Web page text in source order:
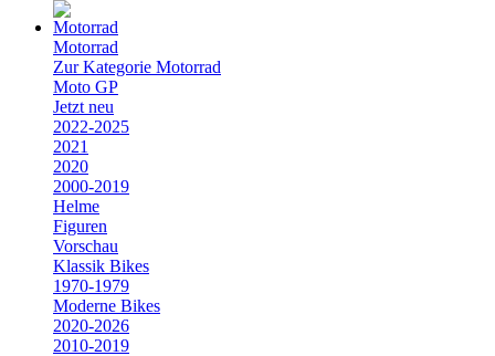
Motorrad
Zur Kategorie Motorrad
Moto GP
Jetzt neu
2022-2025
2021
2020
2000-2019
Helme
Figuren
Vorschau
Klassik Bikes
1970-1979
Moderne Bikes
2020-2026
2010-2019